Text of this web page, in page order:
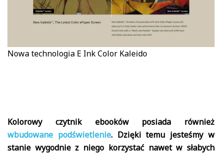
Nowa technologia E Ink Color Kaleido
Kolorowy czytnik ebooków posiada również
wbudowane podświetlenie. Dzięki temu jesteśmy w
stanie wygodnie z niego korzystać nawet w słabych